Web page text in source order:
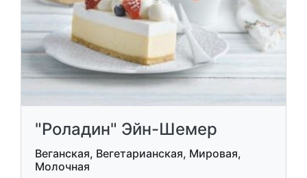
"Роладин" Эйн-Шемер
Веганская, Вегетарианская, Мировая,
Молочная